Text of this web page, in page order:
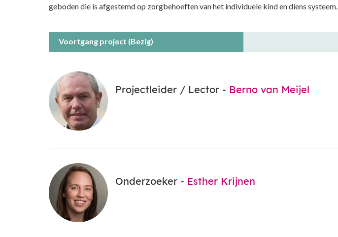
geboden die is afgestemd op zorgbehoeften van het individuele kind en diens systeem.
Voortgang project (Bezig)
Projectleider / Lector - Berno van Meijel
Onderzoeker - Esther Krijnen